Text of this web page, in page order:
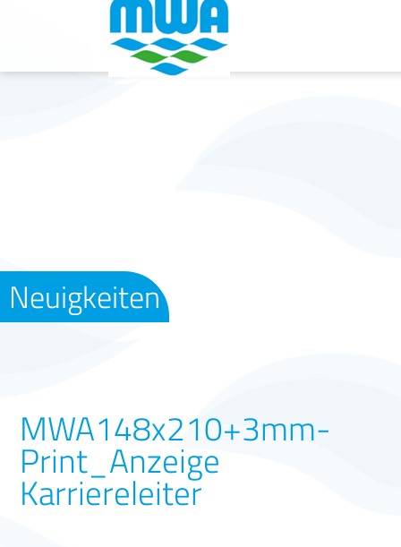
Neuigkeiten
MWA148x210+3mm-
Print_Anzeige
Karriereleiter